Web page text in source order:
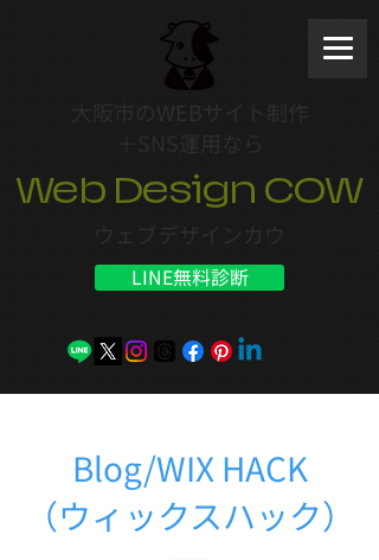
Web Design COW
LINE無料診断
Blog/WIX HACK
（ウィックスハック）